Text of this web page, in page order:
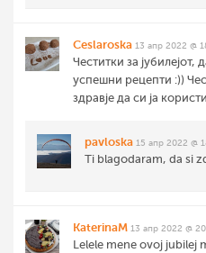
Ceslaroska 13 апр 2022 @
Честитки за
успешни рецепти :))
здравје да си ја
pavloska 15 апр 2022 @
Ti blagodaram, da si
KaterinaM 13 апр 2022 @
Lelele mene ovoj jubilej